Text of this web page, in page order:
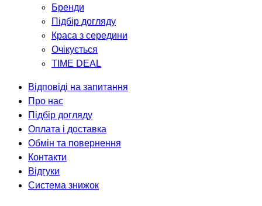
Бренди
Підбір догляду
Краса з середини
Очікується
TIME DEAL
Відповіді на запитання
Про нас
Підбір догляду
Оплата і доставка
Обмін та повернення
Контакти
Відгуки
Система знижок